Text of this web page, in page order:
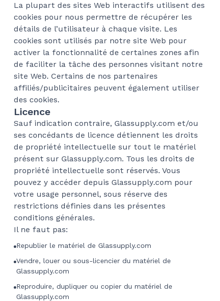
La plupart des sites Web interactifs utilisent des
cookies pour nous permettre de récupérer les
détails de l’utilisateur à chaque visite. Les
cookies sont utilisés par notre site Web pour
activer la fonctionnalité de certaines zones afin
de faciliter la tâche des personnes visitant notre
site Web. Certains de nos partenaires
affiliés/publicitaires peuvent également utiliser
des cookies.
Licence
Sauf indication contraire, Glassupply.com et/ou
ses concédants de licence détiennent les droits
de propriété intellectuelle sur tout le matériel
présent sur Glassupply.com. Tous les droits de
propriété intellectuelle sont réservés. Vous
pouvez y accéder depuis Glassupply.com pour
votre usage personnel, sous réserve des
restrictions définies dans les présentes
conditions générales.
Il ne faut pas:
Republier le matériel de Glassupply.com
Vendre, louer ou sous-licencier du matériel de
Glassupply.com
Reproduire, dupliquer ou copier du matériel de
Glassupply.com